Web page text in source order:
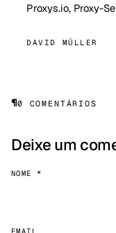
Proxys.io, Proxy-
DAVID MÜLLER
¶0 COMENTÁRIOS
Deixe um
NOME *
EMAIL